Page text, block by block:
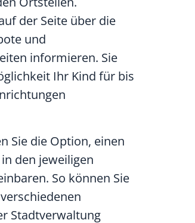
der Seite über die
und
informieren. Sie
Ihr Kind für bis
Sie die Option, einen
den jeweiligen
So können Sie
Stadtverwaltung